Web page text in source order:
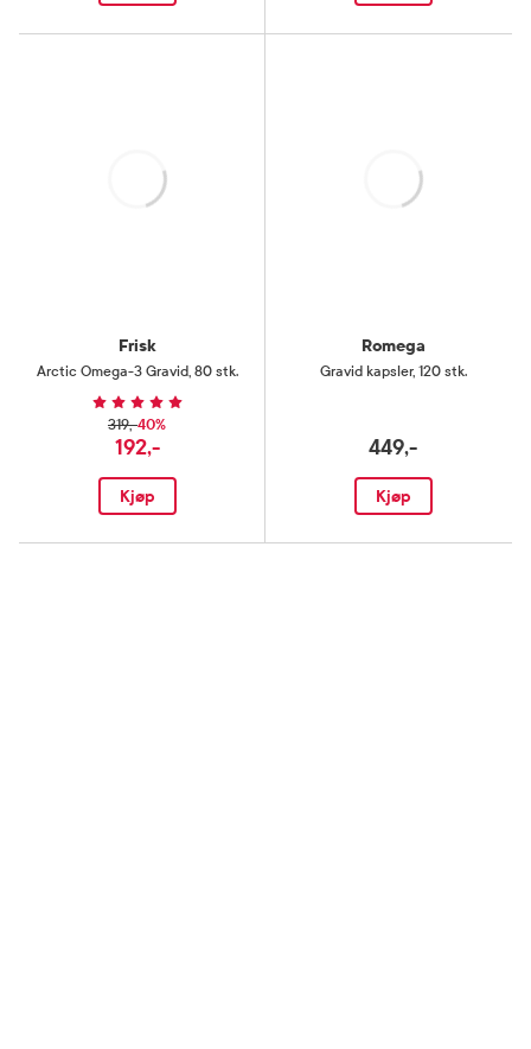
Frisk
Arctic Omega-3 Gravid, 80 stk.
319,-40%
192,-
Kjøp
Romega
Gravid kapsler, 120 stk.
449,-
Kjøp